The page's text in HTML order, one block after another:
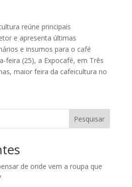
reúne principais
e apresenta últimas
e insumos para o café
feira (25), a Expocafé, em Três
maior feira da cafeicultura no
Pesquisar
de onde vem a roupa que